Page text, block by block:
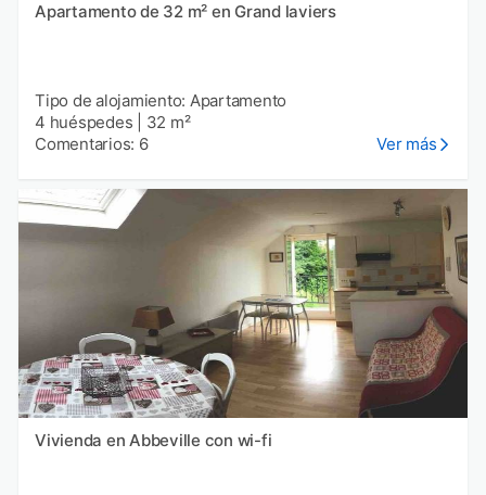
Apartamento de 32 m² en Grand laviers
Tipo de alojamiento: Apartamento
4 huéspedes
32 m²
Comentarios: 6
Ver más
Vivienda en Abbeville con wi-fi